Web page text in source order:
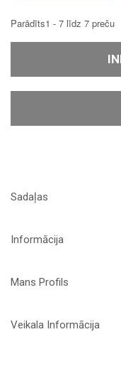
Parādīts1 - 7 līdz 7 preču
Sadaļas
Informācija
Mans Profils
Veikala Informācija